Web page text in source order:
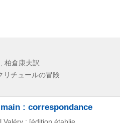
柏倉康夫訳
リチュールの冒険
: correspondance